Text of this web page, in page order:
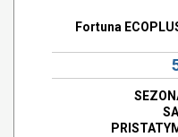
Fortuna